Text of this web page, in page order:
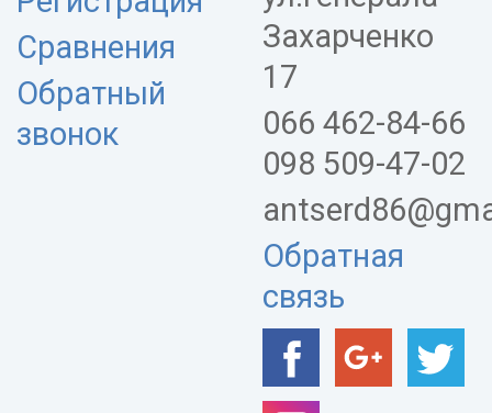
Сравнения
Обратный
звонок
Захарченко
17
066 462-84-66
098 509-47-02
Обратная
связь